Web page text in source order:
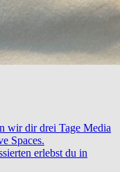
wir dir drei Tage Media
Spaces.
erlebst du in